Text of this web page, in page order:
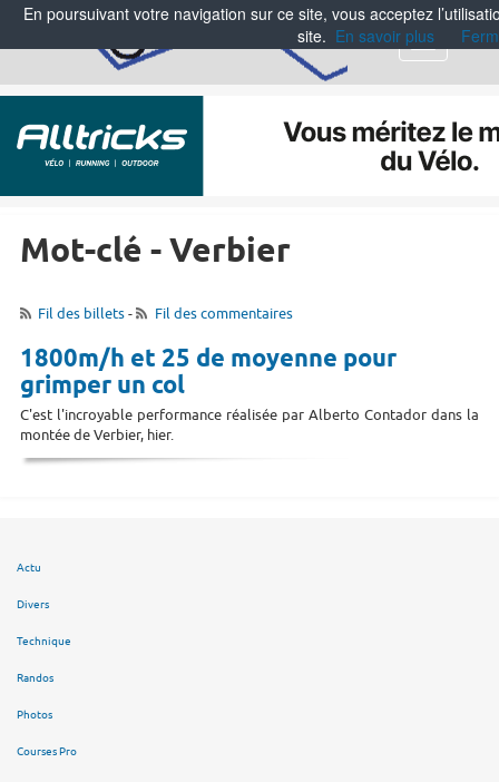
Menu
Mot-clé - Verbier
Fil des billets- Fil des commentaires
1800m/h et 25 de moyenne pour
grimper un col
C'est l'incroyable performance réalisée par Alberto Contador dans la
montée de Verbier, hier.
Actu
Divers
Technique
Randos
Photos
Courses Pro
En poursuivant votre navigation sur ce site, vous acceptez
site. En savoir plus